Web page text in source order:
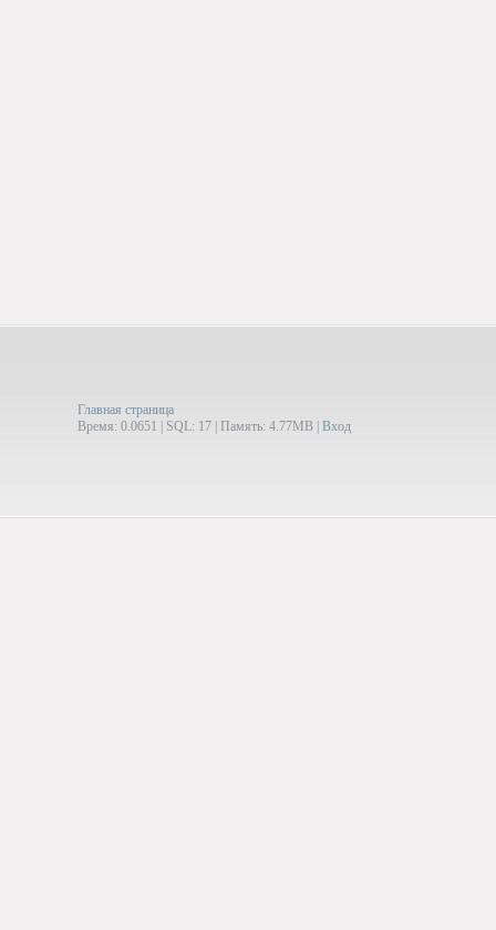
Главная страница
Время: 0.0651 | SQL: 17 | Память: 4.77MB Вход